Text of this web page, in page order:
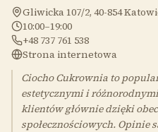
Gliwicka 107/2, 40-854
10:00–19:00
+48 737 761 538
Strona internetowa
Ciocho Cukrownia to
estetycznymi i
klientów głównie dzięki
społecznościowych. Opinie